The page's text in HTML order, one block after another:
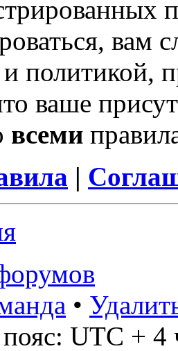
вам
политикой,
ваше
всеми
|
•
UTC + 4